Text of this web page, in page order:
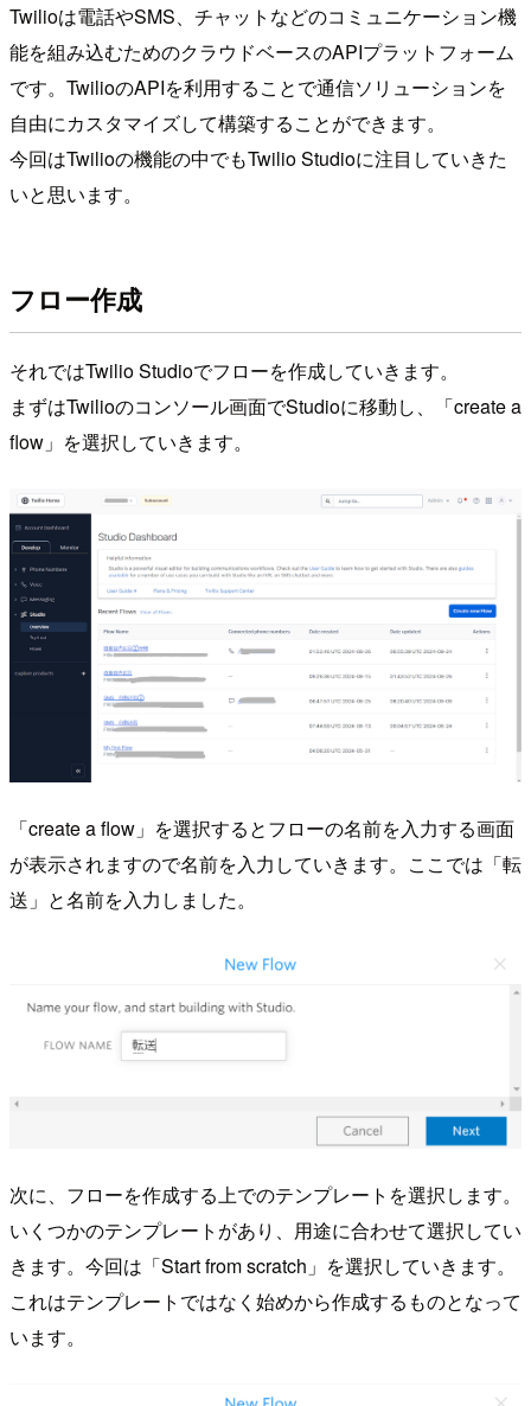
Twilioは電話やSMS、チャットなどのコミュニケーション機
能を組み込むためのクラウドベースのAPIプラットフォーム
です。TwilioのAPIを利用することで通信ソリューションを
自由にカスタマイズして構築することができます。
今回はTwilioの機能の中でもTwilio Studioに注目していきた
いと思います。
フロー作成
それではTwilio Studioでフローを作成していきます。
まずはTwilioのコンソール画面でStudioに移動し、「create a
flow」を選択していきます。
「create a flow」を選択するとフローの名前を入力する画面
が表示されますので名前を入力していきます。ここでは「転
送」と名前を入力しました。
次に、フローを作成する上でのテンプレートを選択します。
いくつかのテンプレートがあり、用途に合わせて選択してい
きます。今回は「Start from scratch」を選択していきます。
これはテンプレートではなく始めから作成するものとなって
います。